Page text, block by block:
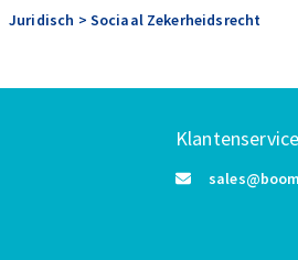
Juridisch > Sociaal Zekerheidsrecht
Klantenservice